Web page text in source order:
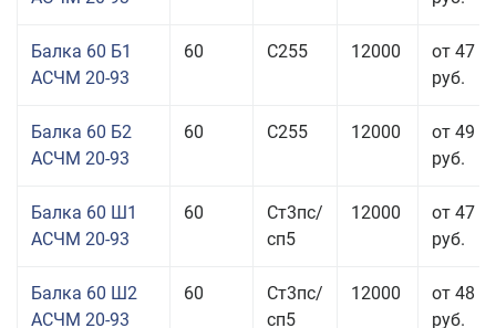
Балка 60 Б1
АСЧМ 20-93
60 С255 12000
от 47
руб.
Балка 60 Б2
АСЧМ 20-93
60 С255 12000
от 49
руб.
Балка 60 Ш1
АСЧМ 20-93
60
Ст3пс/
сп5
12000
от 47
руб.
Балка 60 Ш2
АСЧМ 20-93
60
Ст3пс/
сп5
12000
от 48
руб.